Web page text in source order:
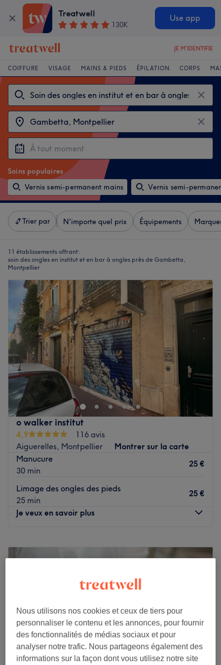
Treatwell
130K
Use app
JE M'IDENTIFIE
COIFFURE VISAGE MAINS & PIEDS ÉPILATION CORPS
Soins populaires
Vernis semi-permanent mains
Vernis semi-
Trier par N'importe quel prix Équipements
11 établissements offrant:
soin des ongles en institut et en bar à ongles près de Gambetta,
Montpellier
o walker institut
4,9
116 avis
Aiguerelles, Montpellier
Montrer sur la carte
Manucure
30 min
25 €
Limage des ongles des pieds
25 min
25 €
Je veux en savoir plus
Dimanche
Fermé
O'Walker Institut est un institut de beauté dédié aux
hommes installé à Montpellier. Profitez d'un moment rien
qu'à vous grâce à des soins sur mesure effectués avec
Nous utilisons nos cookies et ceux de tiers pour
personnaliser le contenu et les annonces, pour fournir
des fonctionnalités de médias sociaux et pour
analyser notre trafic. Nous partageons également des
informations sur la façon dont vous utilisez notre site